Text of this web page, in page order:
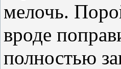
мелочь.
вроде
полностью